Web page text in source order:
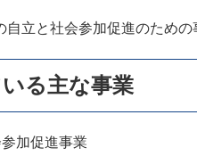
立と社会参加促進のための
る主な事業
加促進事業